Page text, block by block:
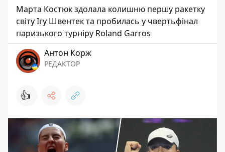
Марта Костюк здолала колишню першу ракетку
світу Ігу Швентек та пробилась у чвертьфінал
паризького турніру Roland Garros
Антон Корж
РЕДАКТОР
👍